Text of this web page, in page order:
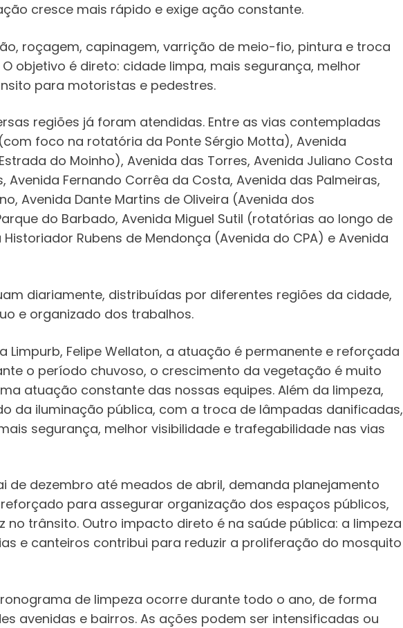
cresce mais rápido e exige ação constante.
roçagem, capinagem, varrição de meio-fio, pintura e troca
objetivo é direto: cidade limpa, mais segurança, melhor
para motoristas e pedestres.
regiões já foram atendidas. Entre as vias contempladas
foco na rotatória da Ponte Sérgio Motta), Avenida
do Moinho), Avenida das Torres, Avenida Juliano Costa
Avenida Fernando Corrêa da Costa, Avenida das Palmeiras,
Avenida Dante Martins de Oliveira (Avenida dos
do Barbado, Avenida Miguel Sutil (rotatórias ao longo de
Rubens de Mendonça (Avenida do CPA) e Avenida
diariamente, distribuídas por diferentes regiões da cidade,
e organizado dos trabalhos.
Limpurb, Felipe Wellaton, a atuação é permanente e reforçada
o período chuvoso, o crescimento da vegetação é muito
atuação constante das nossas equipes. Além da limpeza,
da iluminação pública, com a troca de lâmpadas danificadas,
segurança, melhor visibilidade e trafegabilidade nas vias
de dezembro até meados de abril, demanda planejamento
para assegurar organização dos espaços públicos,
no trânsito. Outro impacto direto é na saúde pública: a limpeza
e canteiros contribui para reduzir a proliferação do mosquito
de limpeza ocorre durante todo o ano, de forma
avenidas e bairros. As ações podem ser intensificadas ou